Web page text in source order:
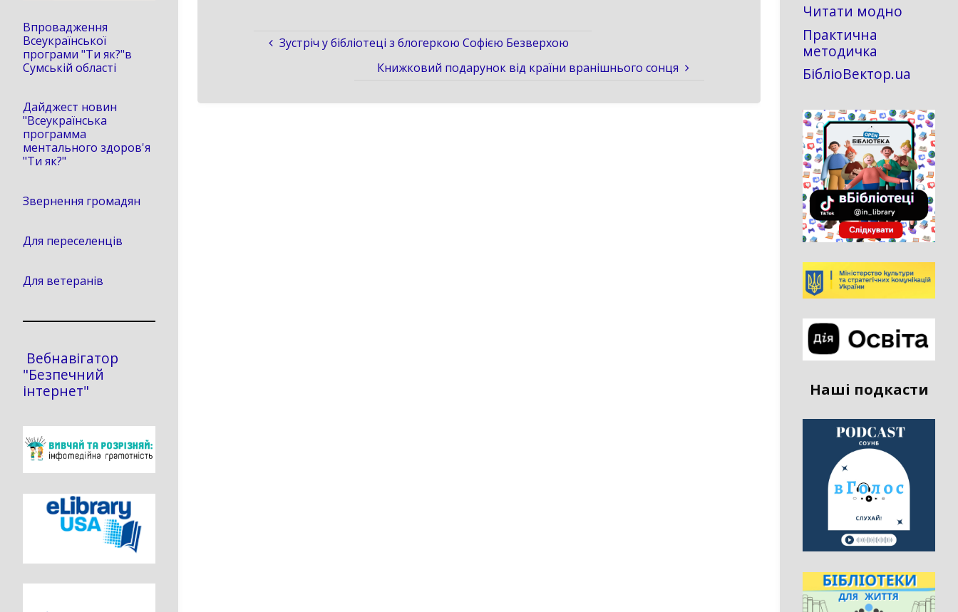
Зустріч у бібліотеці з блогеркою Софією Безверхою
Книжковий подарунок від країни вранішнього сонця
Впровадження
Всеукраїнської
програми "Ти як?"в
Сумській області
Дайджест новин
"Всеукраїнська
программа
ментального здоров'я
"Ти як?"
Звернення громадян
Для переселенців
Для ветеранів
Вебнавігатор
"Безпечний
інтернет"
Читати модно
Практична
методичка
БібліоВектор.ua
Наші подкасти